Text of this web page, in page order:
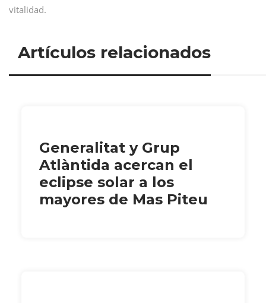
vitalidad.
Artículos relacionados
Generalitat y Grup
Atlàntida acercan el
eclipse solar a los
mayores de Mas Piteu